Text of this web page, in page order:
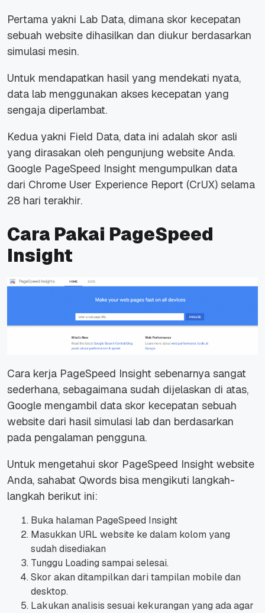
Pertama yakni Lab Data, dimana skor kecepatan
sebuah website dihasilkan dan diukur berdasarkan
simulasi mesin.
Untuk mendapatkan hasil yang mendekati nyata,
data lab menggunakan akses kecepatan yang
sengaja diperlambat.
Kedua yakni Field Data, data ini adalah skor asli
yang dirasakan oleh pengunjung website Anda.
Google PageSpeed Insight mengumpulkan data
dari Chrome User Experience Report (CrUX) selama
28 hari terakhir.
Cara Pakai PageSpeed
Insight
Cara kerja PageSpeed Insight sebenarnya sangat
sederhana, sebagaimana sudah dijelaskan di atas,
Google mengambil data skor kecepatan sebuah
website dari hasil simulasi lab dan berdasarkan
pada pengalaman pengguna.
Untuk mengetahui skor PageSpeed Insight website
Anda, sahabat Qwords bisa mengikuti langkah-
langkah berikut ini:
Buka halaman PageSpeed Insight
Masukkan URL website ke dalam kolom yang
sudah disediakan
Tunggu Loading sampai selesai.
Skor akan ditampilkan dari tampilan mobile dan
desktop.
Lakukan analisis sesuai kekurangan yang ada agar